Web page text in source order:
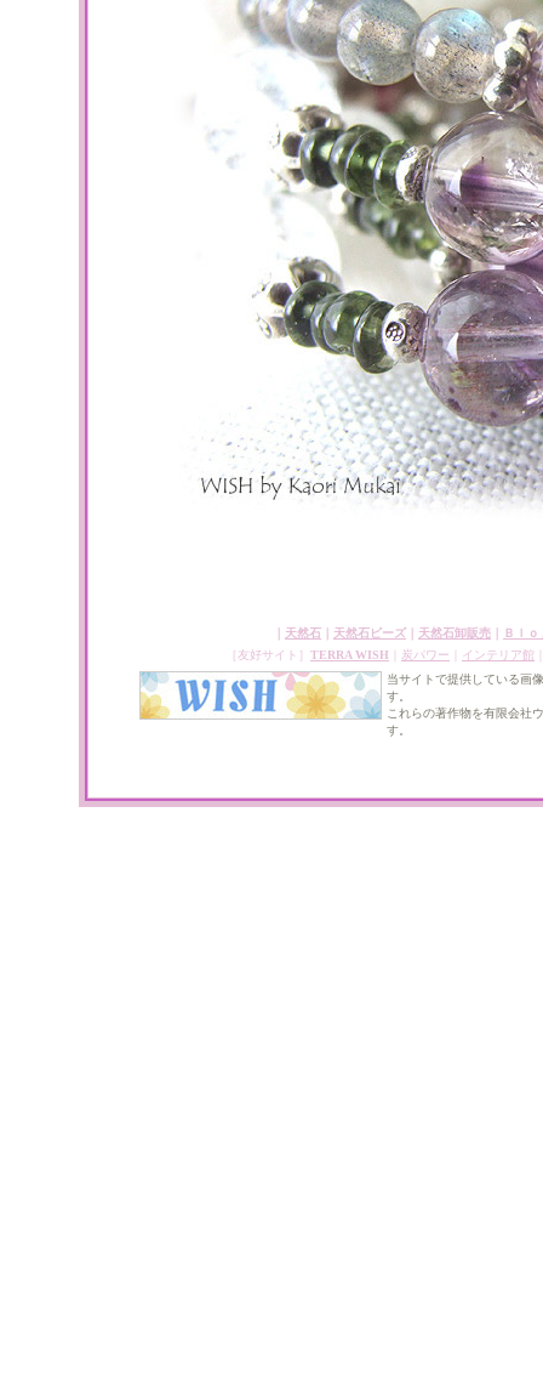
天然石 天然石ビーズ 天然石卸販売
Ｂｌｏ
［友好サイト］ TERRA WISH 炭パワー インテリア館
当サイトで提供している画
す。
これらの著作物を有限会社
す。